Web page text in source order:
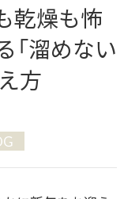
乾燥も怖
「溜めない
方